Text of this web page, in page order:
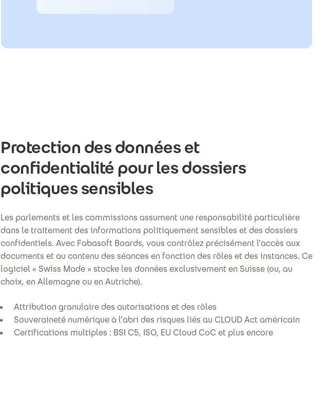
Protection des données et
confidentialité pour les dossiers
politiques sensibles
Les parlements et les commissions assument une responsabilité particulière
dans le traitement des informations politiquement sensibles et des dossiers
confidentiels. Avec Fabasoft Boards, vous contrôlez précisément l’accès aux
documents et au contenu des séances en fonction des rôles et des instances. Ce
logiciel « Swiss Made » stocke les données exclusivement en Suisse (ou, au
choix, en Allemagne ou en Autriche).
Attribution granulaire des autorisations et des rôles
Souveraineté numérique à l’abri des risques liés au CLOUD Act américain
Certifications multiples : BSI C5, ISO, EU Cloud CoC et plus encore